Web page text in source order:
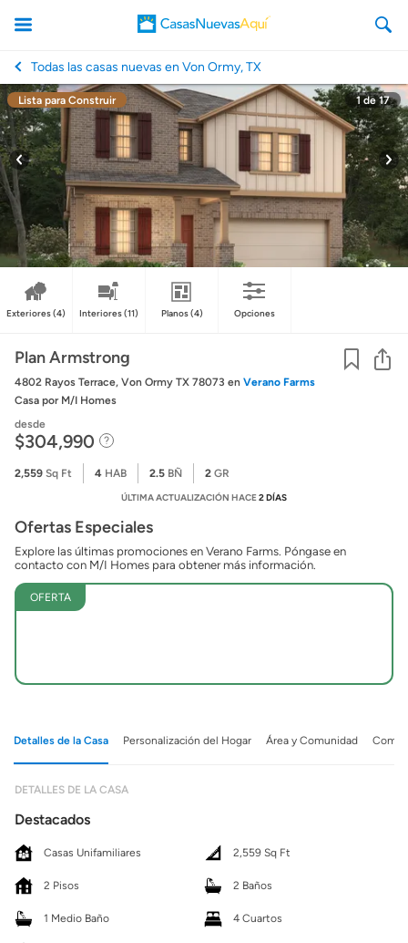
CasasNuevasAqui
Todas las casas nuevas en Von Ormy, TX
Lista para Construir 1 de17
Exteriores(4) Interiores(11) Planos(4) Opciones
Plan Armstrong
4802 Rayos Terrace, Von Ormy TX 78073 en Verano Farms
Casa por M/I Homes
desde
$304,990
2,559 Sq Ft 4 HAB 2.5 BÑ 2 GR
ÚLTIMA ACTUALIZACIÓN HACE2 DÍAS
Ofertas Especiales
Explore las últimas promociones en Verano Farms. Póngase en
contacto con M/I Homes para obtener más información.
OFERTA
Detalles de la Casa Personalización del Hogar Área y Comunidad
DETALLES DE LA CASA
Destacados
Casas Unifamiliares 2,559 Sq Ft
2 Pisos 2 Baños
1 Medio Baño 4 Cuartos